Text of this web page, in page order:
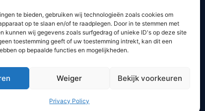
te bieden, gebruiken wij technologieën zoals cookies om
op te slaan en/of te raadplegen. Door in te stemmen met
kunnen wij gegevens zoals surfgedrag of unieke ID's op deze site
toestemming geeft of uw toestemming intrekt, kan dit een
op bepaalde functies en mogelijkheden.
Weiger Bekijk voorkeuren
Privacy Policy